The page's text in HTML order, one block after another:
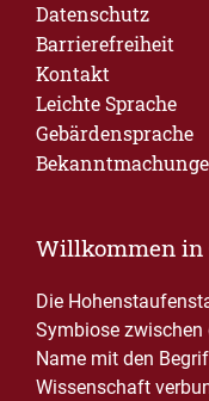
Datenschutz
Barrierefreiheit
Kontakt
Leichte Sprache
Gebärdensprache
Willkommen in
Die
Symbiose zwischen
Name mit den
Wissenschaft